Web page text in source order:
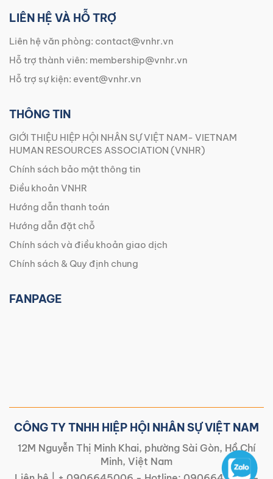
LIÊN HỆ VÀ HỖ TRỢ
Liên hệ văn phòng: contact@vnhr.vn
Hỗ trợ thành viên: membership@vnhr.vn
Hỗ trợ sự kiện: event@vnhr.vn
THÔNG TIN
GIỚI THIỆU HIỆP HỘI NHÂN SỰ VIỆT NAM- VIETNAM
HUMAN RESOURCES ASSOCIATION (VNHR)
Chính sách bảo mật thông tin
Điều khoản VNHR
Hướng dẫn thanh toán
Hướng dẫn đặt chỗ
Chính sách và điều khoản giao dịch
Chính sách & Quy định chung
FANPAGE
CÔNG TY TNHH HIỆP HỘI NHÂN SỰ VIỆT NAM
12M Nguyễn Thị Minh Khai, phường Sài Gòn, Hồ Chí
Minh, Việt Nam